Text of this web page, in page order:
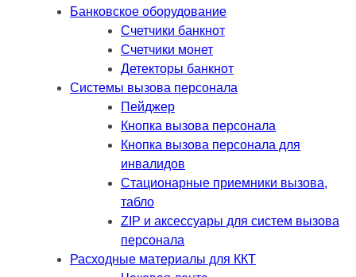
Банковское оборудование
Счетчики банкнот
Счетчики монет
Детекторы банкнот
Системы вызова персонала
Пейджер
Кнопка вызова персонала
Кнопка вызова персонала для
инвалидов
Стационарные приемники вызова,
табло
ZIP и аксессуары для систем вызова
персонала
Расходные материалы для ККТ